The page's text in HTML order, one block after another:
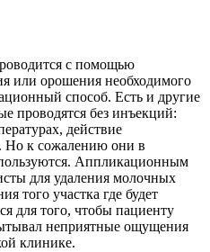
с помощью
или орошения необходимого
способ. Есть и другие
проводятся без инъекций:
действие
Но к сожалению они в
Аппликационным
для удаления молочных
того участка где будет
для того, чтобы пациенту
неприятные ощущения
клинике.